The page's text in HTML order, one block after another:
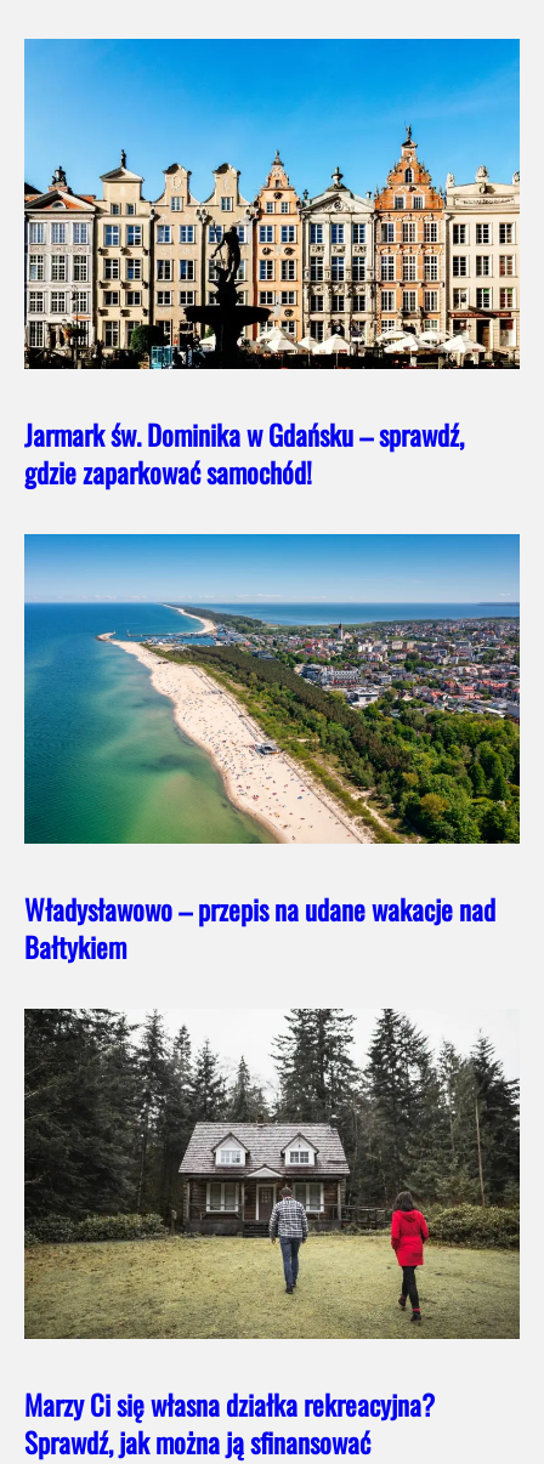
Jarmark św. Dominika w Gdańsku – sprawdź,
gdzie zaparkować samochód!
Władysławowo – przepis na udane wakacje nad
Bałtykiem
Marzy Ci się własna działka rekreacyjna?
Sprawdź, jak można ją sfinansować